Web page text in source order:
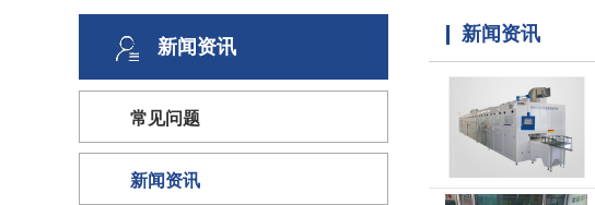
新闻资讯
新闻资讯
常见问题
新闻资讯